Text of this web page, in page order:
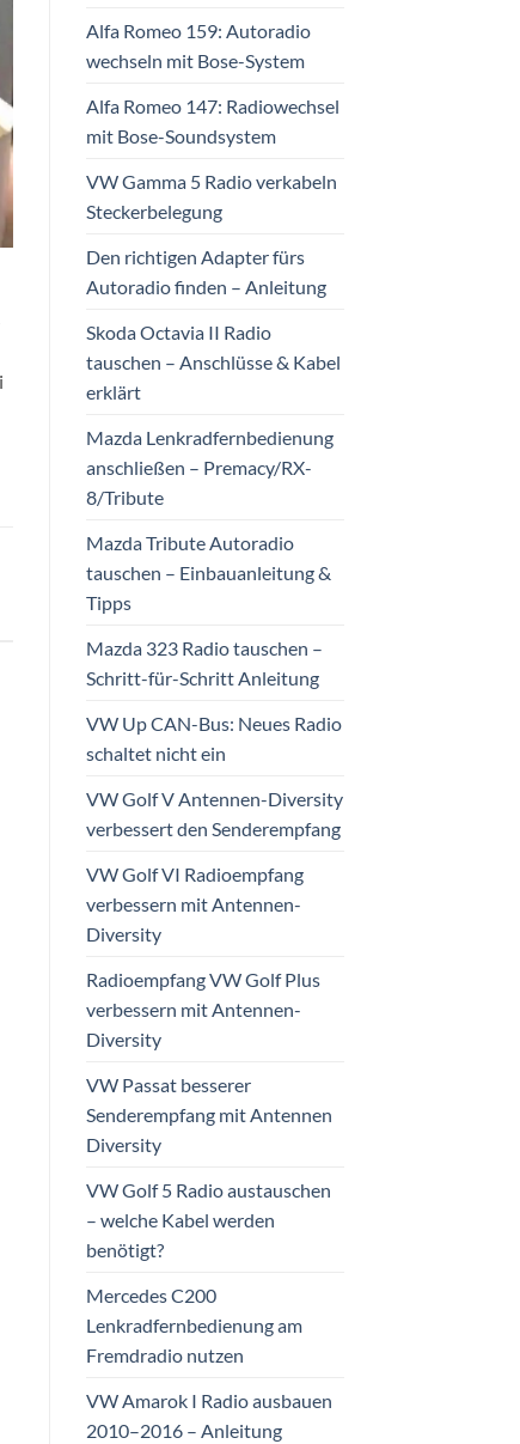
Alfa Romeo 159: Autoradio
wechseln mit Bose-System
Alfa Romeo 147: Radiowechsel
mit Bose-Soundsystem
VW Gamma 5 Radio verkabeln
Steckerbelegung
Den richtigen Adapter fürs
Autoradio finden – Anleitung
Skoda Octavia II Radio
tauschen – Anschlüsse & Kabel
erklärt
Mazda Lenkradfernbedienung
anschließen – Premacy/RX-
8/Tribute
Mazda Tribute Autoradio
tauschen – Einbauanleitung &
Tipps
Mazda 323 Radio tauschen –
Schritt-für-Schritt Anleitung
VW Up CAN-Bus: Neues Radio
schaltet nicht ein
VW Golf V Antennen-Diversity
verbessert den Senderempfang
VW Golf VI Radioempfang
verbessern mit Antennen-
Diversity
Radioempfang VW Golf Plus
verbessern mit Antennen-
Diversity
VW Passat besserer
Senderempfang mit Antennen
Diversity
VW Golf 5 Radio austauschen
– welche Kabel werden
benötigt?
Mercedes C200
Lenkradfernbedienung am
Fremdradio nutzen
VW Amarok I Radio ausbauen
2010–2016 – Anleitung